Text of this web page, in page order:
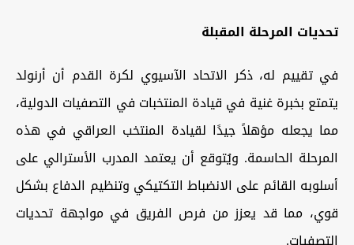
تحديات المرحلة المقبلة
في تقييم له، ذكر الاتحاد الآسيوي لكرة القدم أن أرنولد
يتمتع بخبرة غنية في قيادة المنتخبات في التصفيات الدولية،
مما يجعله مؤهلاً جيدًا لقيادة المنتخب العراقي في هذه
المرحلة الحاسمة. ويُتوقع أن يعتمد المدرب الأسترالي على
أسلوبه القائم على الانضباط التكتيكي وتنظيم الدفاع بشكل
قوي، مما قد يعزز من فرص الفريق في مواجهة تحديات